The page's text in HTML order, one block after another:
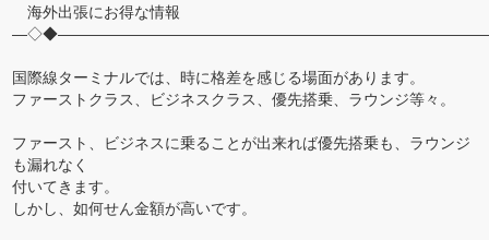
海外出張にお得な情報
国際線ターミナルでは、時に格差を感じる場面があります。
ファーストクラス、ビジネスクラス、優先搭乗、ラウンジ等々。
ファースト、ビジネスに乗ることが出来れば優先搭乗も、ラウンジ
も漏れなく
付いてきます。
しかし、如何せん金額が高いです。